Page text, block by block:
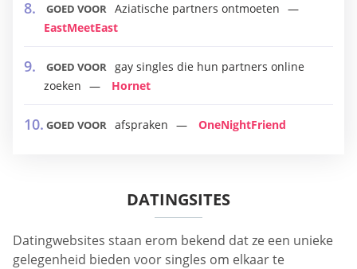
GOED VOOR Aziatische partners ontmoeten
EastMeetEast
GOED VOOR gay singles die hun partners online
zoeken
Hornet
GOED VOOR afspraken OneNightFriend
DATINGSITES
Datingwebsites staan erom bekend dat ze een unieke
gelegenheid bieden voor singles om elkaar te